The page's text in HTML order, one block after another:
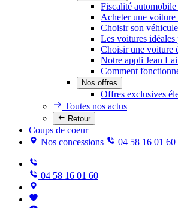
Fiscalité
Acheter une voiture
Choisir son
Les voitures
Choisir une voiture
Notre appli Jean
Comment
Nos offres
Offres exclusives
Toutes nos actus
Retour
Coups de coeur
Nos concessions
04 58 16 01 60
04 58 16 01 60